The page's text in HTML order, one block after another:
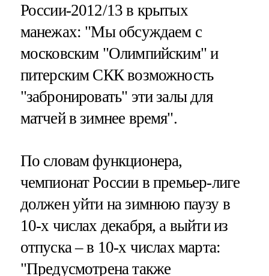
России-2012/13 в крытых
манежах: "Мы обсуждаем с
московским "Олимпийским" и
питерским СКК возможность
"забронировать" эти залы для
матчей в зимнее время".
По словам функционера,
чемпионат России в премьер-лиге
должен уйти на зимнюю паузу в
10-х числах декабря, а выйти из
отпуска – в 10-х числах марта:
"Предусмотрена также